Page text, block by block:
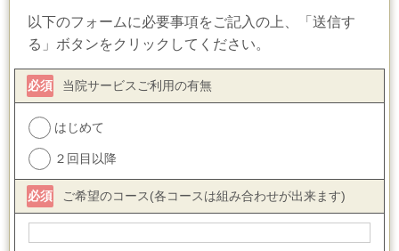
以下のフォームに必要事項をご記入の上、「送信す
る」ボタンをクリックしてください。
当院サービスご利用の有無
必須
はじめて
２回目以降
ご希望のコース(各コースは組み合わせが出来ます)
必須